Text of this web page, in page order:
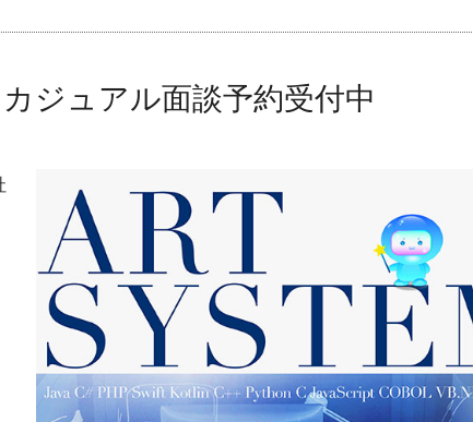
ジュアル面談予約受付中